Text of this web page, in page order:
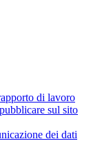
di lavoro
sul sito
dei dati